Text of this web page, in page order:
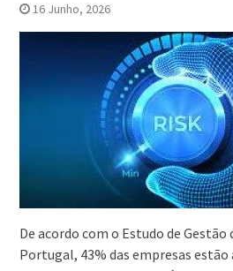
16 Junho, 2026
De acordo com o Estudo de Gestão
Portugal, 43% das empresas